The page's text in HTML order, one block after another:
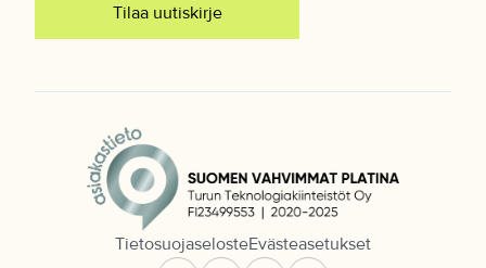
Tilaa uutiskirje
TietosuojaselosteEvästeasetukset